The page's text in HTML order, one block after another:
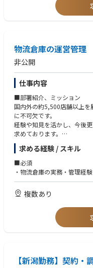
Word:提案書や報告書が書
物流倉庫の運営管理
非公開
仕事内容
■部署紹介、ミッション
国内外の約5,500店舗以上
に不可欠です。
経験や知見を活かし、今後
求めております。
■職務内容
・物流ネットワークの最適
効率化
卸実施、予算管理
・現場スタッフシフト管理
・業務プロセスの改善と効
・倉庫の立ち上げ
求める経験 / スキル
■必須
・物流倉庫の実務・管理経験
複数あり
【新潟勤務】契約